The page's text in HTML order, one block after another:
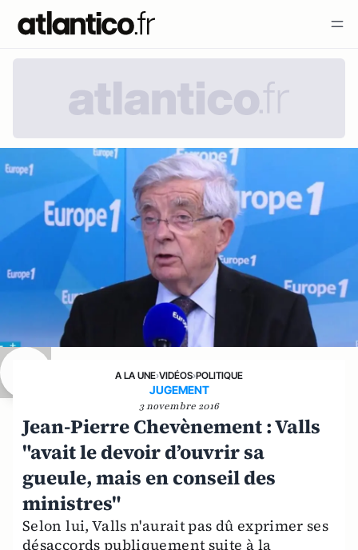
A LA UNE›VIDÉOS›POLITIQUE
JUGEMENT
3 novembre 2016
Jean-Pierre Chevènement : Valls
"avait le devoir d’ouvrir sa
gueule, mais en conseil des
ministres"
Selon lui, Valls n'aurait pas dû exprimer ses
désaccords publiquement suite à la